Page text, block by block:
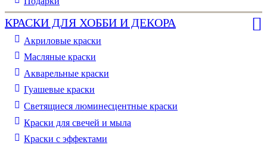
КРАСКИ ДЛЯ ХОББИ И ДЕКОРА
Акриловые краски
Масляные краски
Акварельные краски
Гуашевые краски
Светящиеся люминесцентные краски
Краски для свечей и мыла
Краски с эффектами